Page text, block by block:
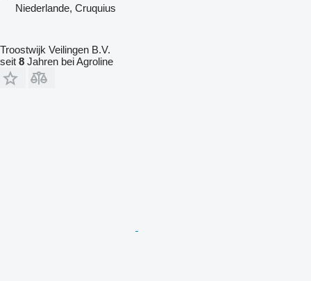
Niederlande, Cruquius
Troostwijk Veilingen B.V.
seit 8 Jahren bei Agroline